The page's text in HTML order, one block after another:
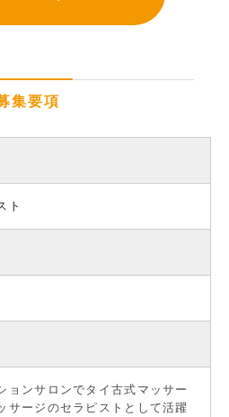
集要項
ト
ョンサロンでタイ古式マッサー
サージのセラピストとして活躍